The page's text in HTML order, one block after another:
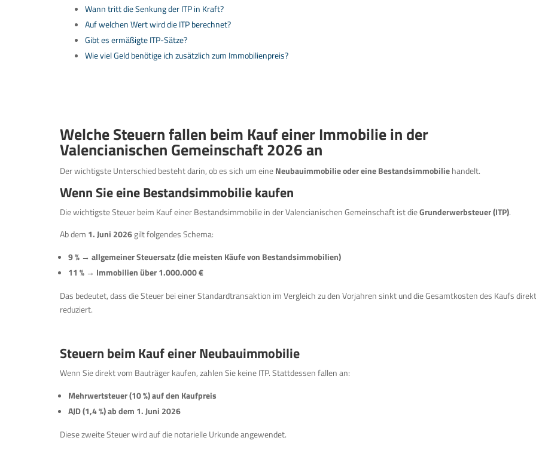
Wann tritt die Senkung der ITP in Kraft?
Auf welchen Wert wird die ITP berechnet?
Gibt es ermäßigte ITP-Sätze?
Wie viel Geld benötige ich zusätzlich zum Immobilienpreis?
Welche Steuern fallen beim Kauf einer Immobilie in der
Valencianischen Gemeinschaft 2026 an
Der wichtigste Unterschied besteht darin, ob es sich um eineNeubauimmobilie oder eine Bestandsimmobiliehandelt.
Wenn Sie eine Bestandsimmobilie kaufen
Die wichtigste Steuer beim Kauf einer Bestandsimmobilie in der Valencianischen Gemeinschaft ist dieGrunderwerbsteuer (ITP).
Ab dem 1. Juni 2026gilt folgendes Schema:
9 % → allgemeiner Steuersatz (die meisten Käufe von Bestandsimmobilien)
11 % → Immobilien über 1.000.000 €
Das bedeutet, dass die Steuer bei einer Standardtransaktion im Vergleich zu den Vorjahren sinkt und die Gesamtkosten des Kaufs direkt
reduziert.
Steuern beim Kauf einer Neubauimmobilie
Wenn Sie direkt vom Bauträger kaufen, zahlen Sie keine ITP. Stattdessen fallen an:
Mehrwertsteuer (10 %) auf den Kaufpreis
AJD (1,4 %) ab dem 1. Juni 2026
Diese zweite Steuer wird auf die notarielle Urkunde angewendet.